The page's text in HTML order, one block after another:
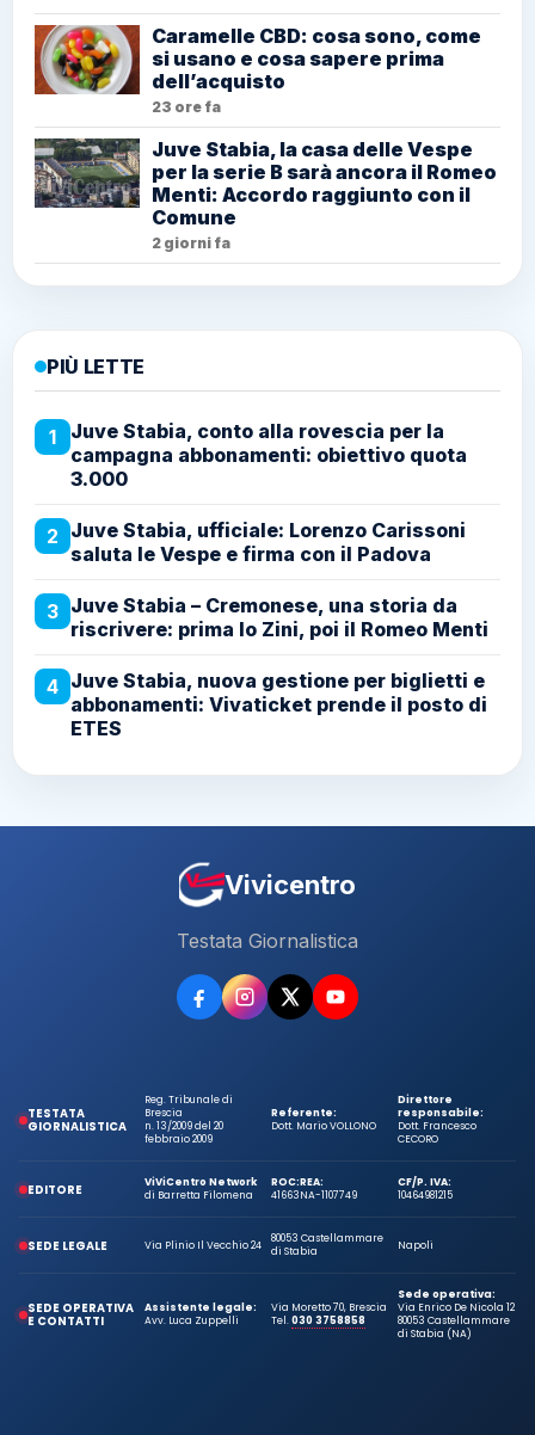
Caramelle CBD: cosa sono, come
si usano e cosa sapere prima
dell’acquisto
23 ore fa
Juve Stabia, la casa delle Vespe
per la serie B sarà ancora il Romeo
Menti: Accordo raggiunto con il
Comune
2 giorni fa
PIÙ LETTE
1
Juve Stabia, conto alla rovescia per la
campagna abbonamenti: obiettivo quota
3.000
2 Juve Stabia, ufficiale: Lorenzo Carissoni
saluta le Vespe e firma con il Padova
3 Juve Stabia – Cremonese, una storia da
riscrivere: prima lo Zini, poi il Romeo Menti
4 Juve Stabia, nuova gestione per biglietti e
abbonamenti: Vivaticket prende il posto di
ETES
Vivicentro
Testata Giornalistica
TESTATA
GIORNALISTICA
Reg. Tribunale di
Brescia
n. 13/2009 del 20
febbraio 2009
Referente:
Dott. Mario VOLLONO
Direttore
responsabile:
Dott. Francesco
CECORO
EDITORE
ViViCentro Network
di Barretta Filomena
ROC:
41663
REA:
NA-1107749
CF/P. IVA:
10464981215
SEDE LEGALE Via Plinio Il Vecchio 24
80053 Castellammare
di Stabia
Napoli
SEDE OPERATIVA
E CONTATTI
Assistente legale:
Avv. Luca Zuppelli
Via Moretto 70, Brescia
Tel.030 3758858
Sede operativa:
Via Enrico De Nicola 12
80053 Castellammare
di Stabia (NA)